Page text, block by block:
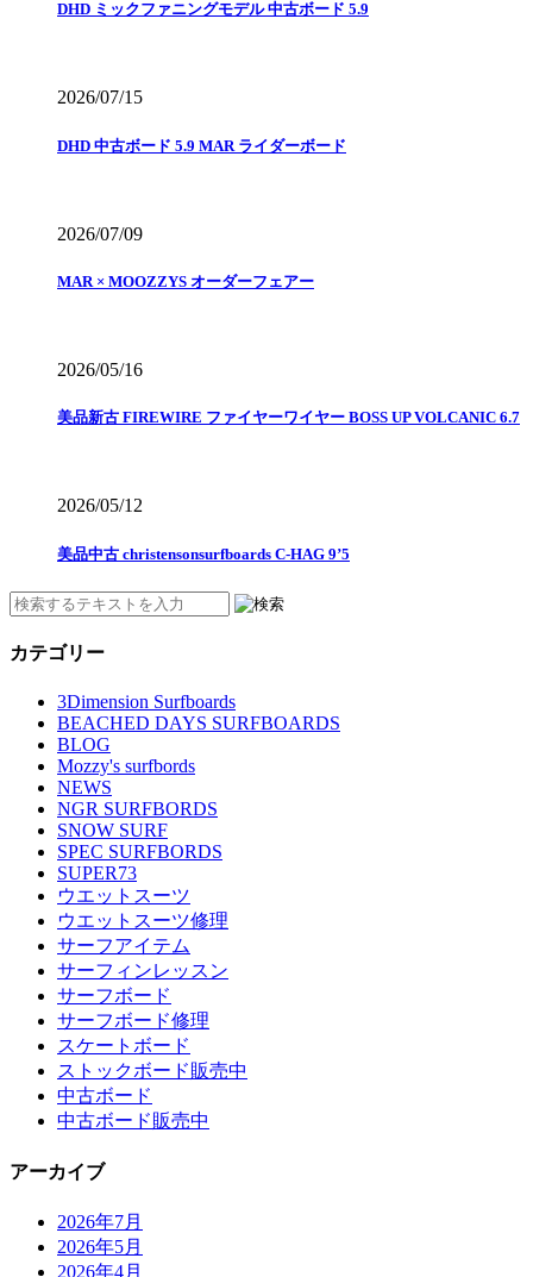
DHD ミックファニングモデル 中古ボード 5.9
2026/07/15
DHD 中古ボード 5.9 MAR ライダーボード
2026/07/09
MAR × MOOZZYS オーダーフェアー
2026/05/16
美品新古 FIREWIRE ファイヤーワイヤー BOSS UP VOLCANIC 6.7
2026/05/12
美品中古 christensonsurfboards C-HAG 9’5
カテゴリー
3Dimension Surfboards
BEACHED DAYS SURFBOARDS
BLOG
Mozzy's surfbords
NEWS
NGR SURFBORDS
SNOW SURF
SPEC SURFBORDS
SUPER73
ウエットスーツ
ウエットスーツ修理
サーフアイテム
サーフィンレッスン
サーフボード
サーフボード修理
スケートボード
ストックボード販売中
中古ボード
中古ボード販売中
アーカイブ
2026年7月
2026年5月
2026年4月